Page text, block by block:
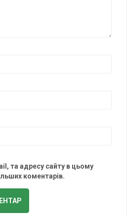
та адресу сайту в цьому
коментарів.